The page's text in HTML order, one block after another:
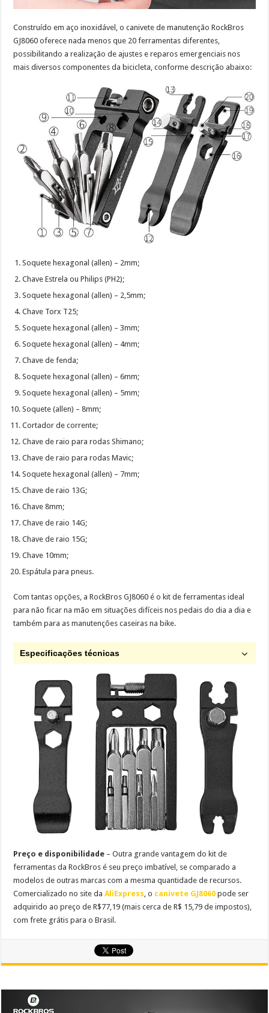
Construído em aço inoxidável, o canivete de manutenção RockBros
GJ8060 oferece nada menos que 20 ferramentas diferentes,
possibilitando a realização de ajustes e reparos emergenciais nos
mais diversos componentes da bicicleta, conforme descrição abaixo:
Soquete hexagonal (allen) – 2mm;
Chave Estrela ou Philips (PH2);
Soquete hexagonal (allen) – 2,5mm;
Chave Torx T25;
Soquete hexagonal (allen) – 3mm;
Soquete hexagonal (allen) – 4mm;
Chave de fenda;
Soquete hexagonal (allen) – 6mm;
Soquete hexagonal (allen) – 5mm;
Soquete (allen) – 8mm;
Cortador de corrente;
Chave de raio para rodas Shimano;
Chave de raio para rodas Mavic;
Soquete hexagonal (allen) – 7mm;
Chave de raio 13G;
Chave 8mm;
Chave de raio 14G;
Chave de raio 15G;
Chave 10mm;
Espátula para pneus.
Com tantas opções, a RockBros GJ8060 é o kit de ferramentas ideal
para não ficar na mão em situações difíceis nos pedais do dia a dia e
também para as manutenções caseiras na bike.
Especificações técnicas
Preço e disponibilidade – Outra grande vantagem do kit de
ferramentas da RockBros é seu preço imbatível, se comparado a
modelos de outras marcas com a mesma quantidade de recursos.
Comercializado no site daAliExpress , o canivete GJ8060 pode ser
adquirido ao preço deR$77 19 (mais cerca de R$ 15,79 de impostos),
com frete grátis para o Brasil.